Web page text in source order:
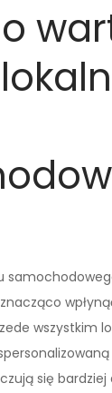
wszystkim
się